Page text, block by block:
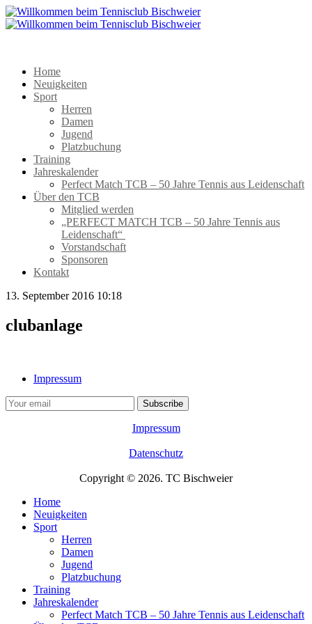
Home
Neuigkeiten
Sport
Herren
Damen
Jugend
Platzbuchung
Training
Jahreskalender
Perfect Match TCB – 50 Jahre Tennis aus Leidenschaft
Über den TCB
Mitglied werden
„PERFECT MATCH TCB – 50 Jahre Tennis aus
Leidenschaft“
Vorstandschaft
Sponsoren
Kontakt
13. September 2016 10:18
clubanlage
Impressum
Impressum
Datenschutz
Copyright © 2026. TC Bischweier
Home
Neuigkeiten
Sport
Herren
Damen
Jugend
Platzbuchung
Training
Jahreskalender
Perfect Match TCB – 50 Jahre Tennis aus Leidenschaft